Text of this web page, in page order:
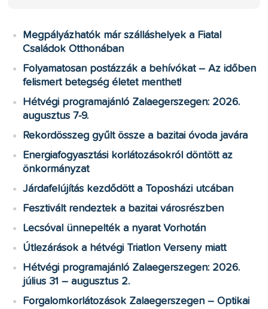
Megpályázhatók már szálláshelyek a Fiatal
Családok Otthonában
Folyamatosan postázzák a behívókat – Az időben
felismert betegség életet menthet!
Hétvégi programajánló Zalaegerszegen: 2026.
augusztus 7-9.
Rekordösszeg gyűlt össze a bazitai óvoda javára
Energiafogyasztási korlátozásokról döntött az
önkormányzat
Járdafelújítás kezdődött a Toposházi utcában
Fesztivált rendeztek a bazitai városrészben
Lecsóval ünnepelték a nyarat Vorhotán
Útlezárások a hétvégi Triatlon Verseny miatt
Hétvégi programajánló Zalaegerszegen: 2026.
július 31 – augusztus 2.
Forgalomkorlátozások Zalaegerszegen – Optikai